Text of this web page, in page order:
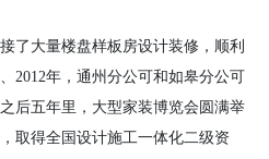
了大量楼盘样板房设计装修，顺利
2012年，通州分公可和如皋分公可
后五年里，大型家装博览会圆满举
取得全国设计施工一体化二级资